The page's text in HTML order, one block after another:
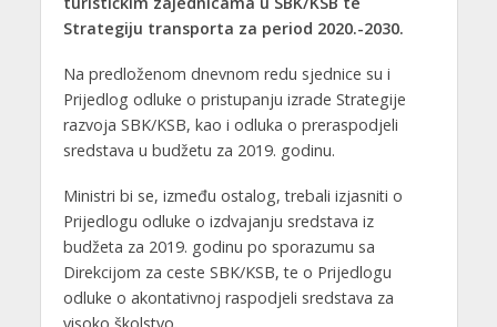
Strategiju transporta za period 2020.-2030.
Na predloženom dnevnom redu sjednice su i
Prijedlog odluke o pristupanju izrade Strategije
razvoja SBK/KSB, kao i odluka o preraspodjeli
sredstava u budžetu za 2019. godinu.
Ministri bi se, između ostalog, trebali izjasniti o
Prijedlogu odluke o izdvajanju sredstava iz
budžeta za 2019. godinu po sporazumu sa
Direkcijom za ceste SBK/KSB, te o Prijedlogu
odluke o akontativnoj raspodjeli sredstava za